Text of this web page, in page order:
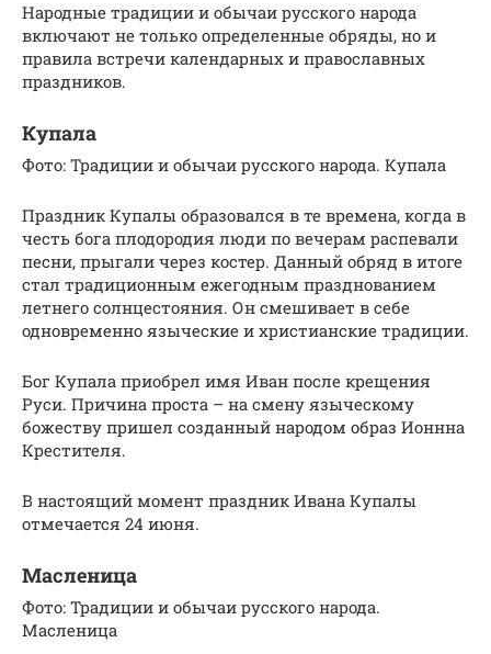
Народные традиции и обычаи русского народа
включают не только определенные обряды, но и
правила встречи календарных и православных
праздников.
Купала
Фото: Традиции и обычаи русского народа. Купала
Праздник Купалы образовался в те времена, когда в
честь бога плодородия люди по вечерам распевали
песни, прыгали через костер. Данный обряд в итоге
стал традиционным ежегодным празднованием
летнего солнцестояния. Он смешивает в себе
одновременно языческие и христианские традиции.
Бог Купала приобрел имя Иван после крещения
Руси. Причина проста – на смену языческому
божеству пришел созданный народом образ Ионнна
Крестителя.
В настоящий момент праздник Ивана Купалы
отмечается 24 июня.
Масленица
Фото: Традиции и обычаи русского народа.
Масленица